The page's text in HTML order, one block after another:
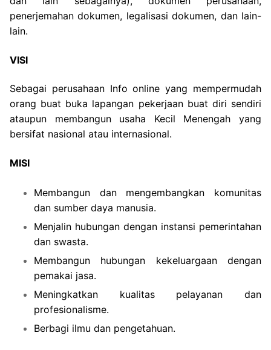
penerjemahan dokumen, legalisasi dokumen, dan lain-
lain.
VISI
Sebagai perusahaan Info online yang mempermudah
orang buat buka lapangan pekerjaan buat diri sendiri
ataupun membangun usaha Kecil Menengah yang
bersifat nasional atau internasional.
MISI
Membangun dan mengembangkan komunitas
dan sumber daya manusia.
Menjalin hubungan dengan instansi pemerintahan
dan swasta.
Membangun hubungan kekeluargaan dengan
pemakai jasa.
Meningkatkan kualitas pelayanan dan
profesionalisme.
Berbagi ilmu dan pengetahuan.